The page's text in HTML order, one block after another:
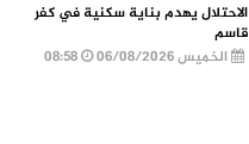
الاحتلال يهدم بناية سكنية في كفر
قاسم
الخميس 06/08/2026
08:58